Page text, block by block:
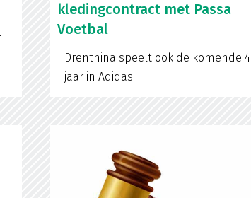
kledingcontract met Passa
Voetbal
Drenthina speelt ook de komende 4
jaar in Adidas